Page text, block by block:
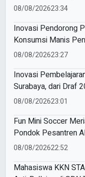
08/08/202623:34
Inovasi Pendorong
Konsumsi Manis
Mahasiswa Unesa
08/08/202623:27
Inovasi
Surabaya, dari Draf
Modul Gizi Digital
08/08/202623:01
Fun Mini Soccer
Pondok Pesantren
Sendangagung
08/08/202622:52
Mahasiswa KKN